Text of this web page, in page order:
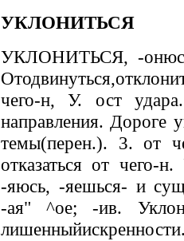
УКЛОНИТЬСЯ
УКЛОНИТЬСЯ, -
чего-н, У. ост
направления. Дороге
темы(перен.). 3. от
отказаться от чего-
-яюсь, -яешься- и
-ая" ^ое; -ив.